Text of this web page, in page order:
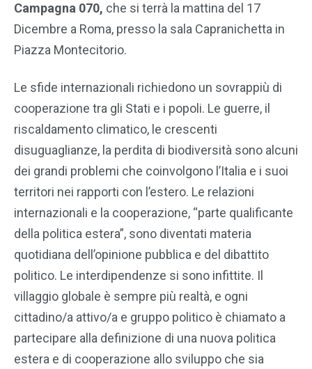
Campagna 070, che si terrà la mattina del 17
Dicembre a Roma, presso la sala Capranichetta in
Piazza Montecitorio.
Le sfide internazionali richiedono un sovrappiù di
cooperazione tra gli Stati e i popoli. Le guerre, il
riscaldamento climatico, le crescenti
disuguaglianze, la perdita di biodiversità sono alcuni
dei grandi problemi che coinvolgono l’Italia e i suoi
territori nei rapporti con l’estero. Le relazioni
internazionali e la cooperazione, “parte qualificante
della politica estera”, sono diventati materia
quotidiana dell’opinione pubblica e del dibattito
politico. Le interdipendenze si sono infittite. Il
villaggio globale è sempre più realtà, e ogni
cittadino/a attivo/a e gruppo politico è chiamato a
partecipare alla definizione di una nuova politica
estera e di cooperazione allo sviluppo che sia